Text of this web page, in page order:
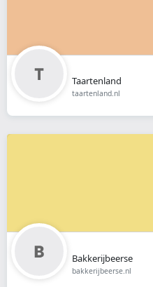
Taartenland
taartenland.nl
Bakkerijbeerse
bakkerijbeerse.nl